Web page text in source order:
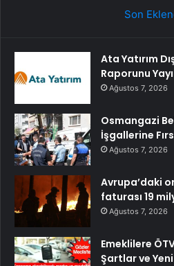
Son
Ata Yatırım
Raporunu
Ağustos 7, 2026
Osmangazi
İşgallerine
Ağustos 7, 2026
Avrupa’daki
faturası 19
Ağustos 7, 2026
Emeklilere
Şartlar ve